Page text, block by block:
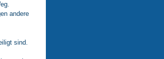
andere
sind.